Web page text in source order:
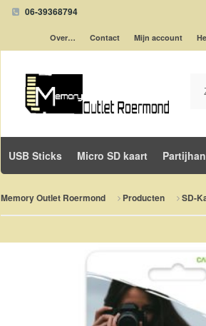
06-39368794
Over… Contact Mijn account
USB Sticks Micro SD kaart
Memory Outlet Roermond Producten SD-